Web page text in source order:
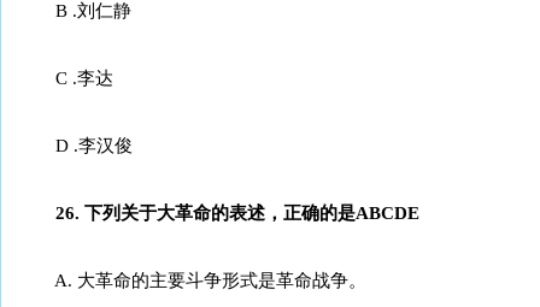
B .刘仁静
C .李达
D .李汉俊
26. 下列关于大革命的表述，正确的是ABCDE
A. 大革命的主要斗争形式是革命战争。